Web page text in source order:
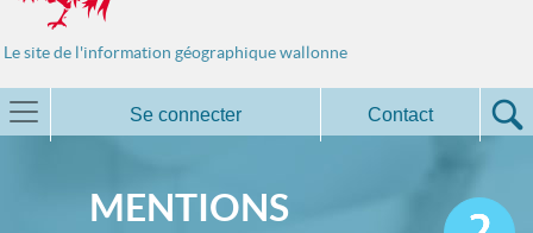
Le site de l'information géographique wallonne
Se connecter Contact
MENTIONS